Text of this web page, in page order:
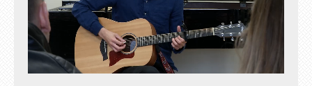
Unmute Loaded:
3.01%